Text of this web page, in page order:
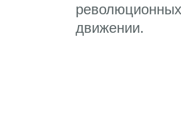
движении.